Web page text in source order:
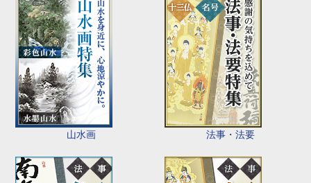
山水画 法事・法要